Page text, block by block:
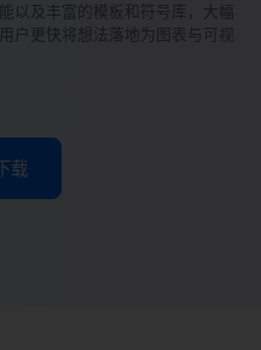
以及丰富的模板和符号库，大幅
户更快将想法落地为图表与可视
载